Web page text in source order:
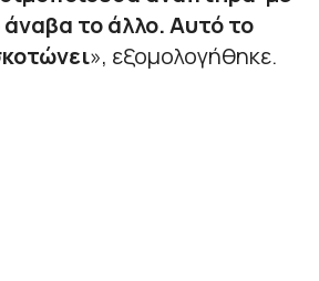
άναβα το άλλο. Αυτό το
», εξομολογήθηκε.